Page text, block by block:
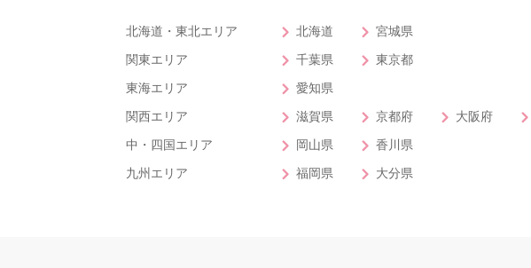
北海道・東北エリア 北海道 宮城県
関東エリア 千葉県 東京都
東海エリア 愛知県
関西エリア 滋賀県 京都府 大阪府
中・四国エリア 岡山県 香川県
九州エリア 福岡県 大分県